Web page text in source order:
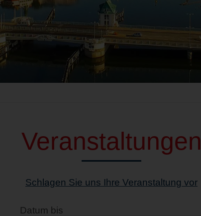
Veranstaltungen
Schlagen Sie uns Ihre Veranstaltung vor
Datum bis